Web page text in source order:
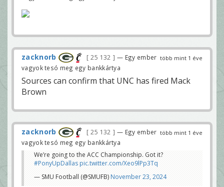
több mint 1 éve
zacknorb 25 132
— Egy ember
vagyok tesó meg egy bankkártya
Sources can confirm that UNC has fired Mack
Brown
több mint 1 éve
zacknorb 25 132
— Egy ember
vagyok tesó meg egy bankkártya
We’re going to the ACC Championship. Got it?
#PonyUpDallaspic.twitter.com/Xeo9lPp3Tq
— SMU Football (@SMUFB)November 23, 2024